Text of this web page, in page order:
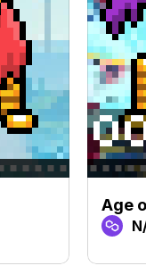
Age